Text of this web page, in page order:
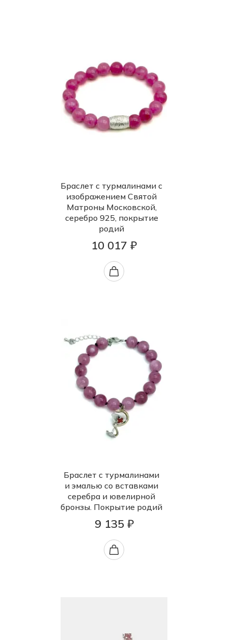
Браслет с турмалинами с
изображением Святой
Матроны Московской,
серебро 925, покрытие
родий
10 017 ₽
Браслет с турмалинами
и эмалью со вставками
серебра и ювелирной
бронзы. Покрытие родий
9 135 ₽